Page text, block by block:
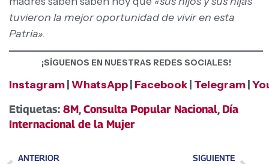
tuvieron la mejor oportunidad de vivir en esta
Patria».
¡SÍGUENOS EN NUESTRAS REDES SOCIALES!
Instagram WhatsApp Facebook Telegram
Etiquetas: 8M,Consulta Popular Nacional, Día
Internacional de la Mujer
ANTERIOR SIGUIENTE